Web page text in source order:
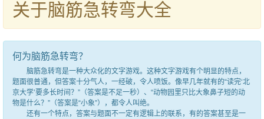
关于脑筋急转弯大全
何为脑筋急转弯？
脑筋急转弯是一种大众化的文字游戏。这种文字游戏有个明显的特点，
题面很普通，但答案十分气人，一经破，令人喷饭。像早几年就有的“读完‘北
京大学’要多长时间？”（答案是不足一秒）、“动物园里只比大象鼻子短的动
物是什么？”（答案是“小象”），都令人叫绝。
还有一个特点，答案与题面不一定有逻辑上的联系，有的答案甚至是一